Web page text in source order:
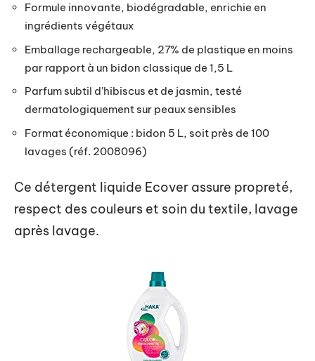
Formule innovante, biodégradable, enrichie en
ingrédients végétaux
Emballage rechargeable, 27% de plastique en moins
par rapport à un bidon classique de 1,5 L
Parfum subtil d’hibiscus et de jasmin, testé
dermatologiquement sur peaux sensibles
Format économique : bidon 5 L, soit près de 100
lavages (réf. 2008096)
Ce détergent liquide Ecover assure propreté,
respect des couleurs et soin du textile, lavage
après lavage.